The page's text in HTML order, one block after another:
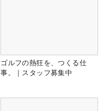
ゴルフの熱狂を、つくる仕
事。｜スタッフ募集中